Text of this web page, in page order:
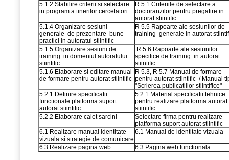
5.1.2 Stabilire criterii si selectare
in program a tinerilor cercetatori
R 5.1 Criteriile de selectare a
doctoranzilor pentru pregatire in
autorat stiintific
5.1.4 Organizare sesiuni
generale de prezentare bune
practici in autoratul stiintific
R 5.5 Rapoarte ale sesiunilor de
training generale in autorat
5.1.5 Organizare sesiuni de
training in domeniul autoratului
stiintific
R 5.6 Rapoarte ale sesiunilor
specifice de training in autorat
stiintific
5.1.6 Elaborare si editare manual
de formare pentru autorat stiintific
R 5.3, R 5.7 Manual de formare
pentru autorat stiintific / Manual
"Scrierea publicatiilor stiintifice"
5.2.1 Definire specificatii
functionale platforma suport
autorat stiintific
5.2.1 Material specificatii tehnice
pentru realizare platforma autorat
stiintific
5.2.2 Elaborare caiet sarcini
Selectare firma pentru realizare
platforma suport autorat stiintific
6.1 Realizare manual identitate
vizuala si strategie de comunicare
6.1 Manual de identitate vizuala
6.3 Realizare pagina web 6.3 Pagina web functionala